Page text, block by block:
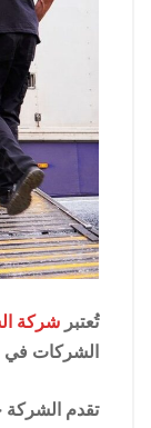
تُعتبر شركة
الشركات في
تقدم